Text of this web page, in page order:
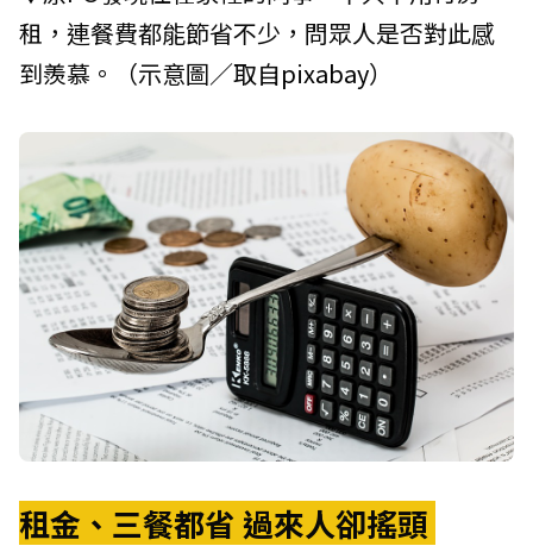
租，連餐費都能節省不少，問眾人是否對此感
到羨慕。（示意圖／取自pixabay）
租金、三餐都省 過來人卻搖頭